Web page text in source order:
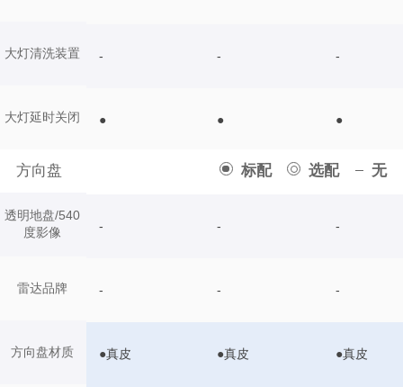
大灯清洗装置
大灯延时关闭
方向盘 标配 选配 无
透明地盘/540
度影像
雷达品牌
方向盘材质
- - -
● ● ●
- - -
- - -
●真皮 ●真皮 ●真皮